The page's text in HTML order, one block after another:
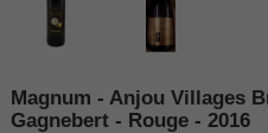
Magnum - Anjou Villages
Gagnebert - Rouge - 2016